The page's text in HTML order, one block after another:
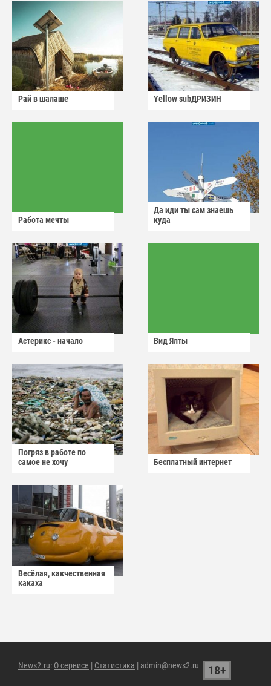
Рай в шалаше Yellow subДРИЗИН
Работа мечты
Да иди ты сам знаешь
куда
Астерикс - начало Вид Ялты
Погряз в работе по
самое не хочу
Бесплатный интернет
Весёлая, какчественная
какаха
News2.ru: О сервисе | Статистика | admin@news2.ru 18+